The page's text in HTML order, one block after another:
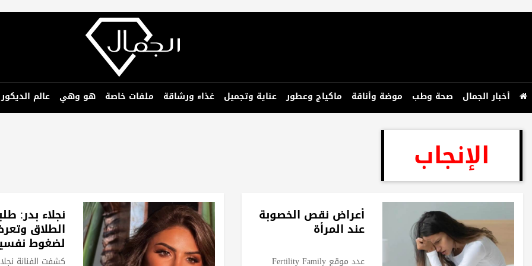
أخبار الجمال صحة وطب موضة وأناقة ماكياج وعطور عناية وتجميل غذاء ورشاقة ملفات خاصة هو وهي عالم الديكور
الإنجاب
أعراض نقص الخصوبة
عند المرأة
عدد موقع Fertility Family
نجلاء بدر:
الطلاق
لضغوط
فشلي في
كشفت الفنانة